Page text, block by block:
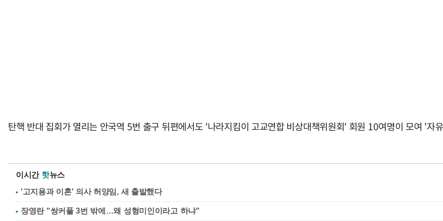
탄핵 반대 집회가 열리는 안국역 5번 출구 뒤편에서도 '나라지킴이 고교연합 비상대책위원회' 회원 10여명이 모여 '자
이시간 핫뉴스
'고지용과 이혼' 의사 허양임, 새 출발했다
장영란 "쌍커풀 3번 밖에…왜 성형미인이라고 하냐"